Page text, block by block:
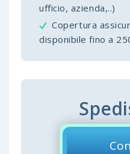
ufficio, azienda,..)
Copertura
disponibile fino a